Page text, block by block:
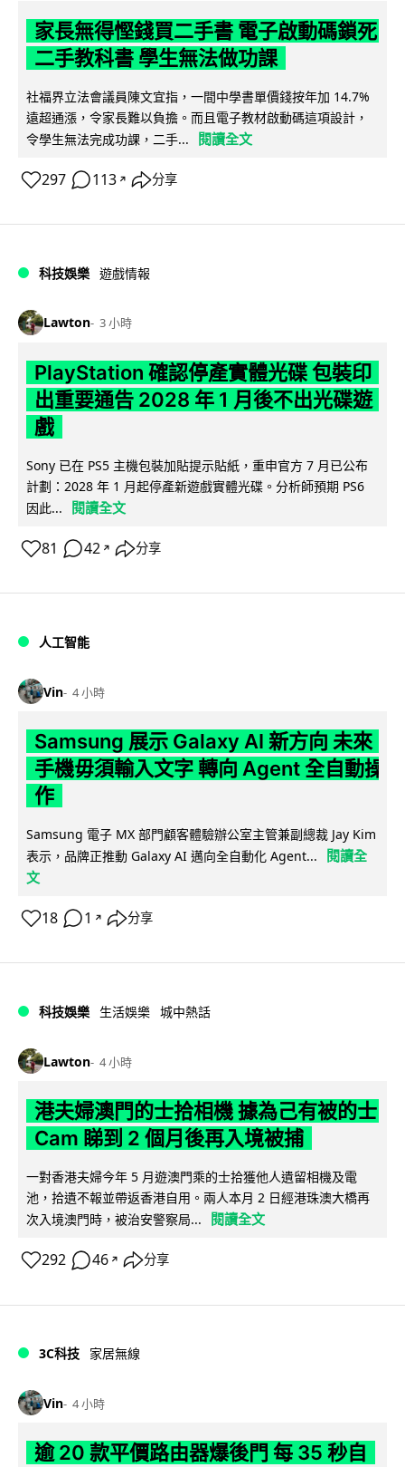
家長無得慳錢買二手書 電子啟動碼鎖死
二手教科書 學生無法做功課
社福界立法會議員陳文宜指，一間中學書單價錢按年加 14.7%
遠超通漲，令家長難以負擔。而且電子教材啟動碼這項設計，
令學生無法完成功課，二手...
閱讀全文
297 113 ↗ 分享
科技娛樂 遊戲情報
Lawton 3 小時
PlayStation 確認停產實體光碟 包裝印
出重要通告 2028 年 1 月後不出光碟遊
戲
Sony 已在 PS5 主機包裝加貼提示貼紙，重申官方 7 月已公布
計劃：2028 年 1 月起停產新遊戲實體光碟。分析師預期 PS6
因此...
閱讀全文
81 42 ↗ 分享
人工智能
Vin 4 小時
Samsung 展示 Galaxy AI 新方向 未來
手機毋須輸入文字 轉向 Agent 全自動操
作
Samsung 電子 MX 部門顧客體驗辦公室主管兼副總裁 Jay Kim
表示，品牌正推動 Galaxy AI 邁向全自動化 Agent...
閱讀全
文
18 1 ↗ 分享
科技娛樂 生活娛樂 城中熱話
Lawton 4 小時
港夫婦澳門的士拾相機 據為己有被的士
Cam 睇到 2 個月後再入境被捕
一對香港夫婦今年 5 月遊澳門乘的士拾獲他人遺留相機及電
池，拾遺不報並帶返香港自用。兩人本月 2 日經港珠澳大橋再
次入境澳門時，被治安警察局...
閱讀全文
292 46 ↗ 分享
3C科技 家居無線
Vin 4 小時
逾 20 款平價路由器爆後門 每 35 秒自